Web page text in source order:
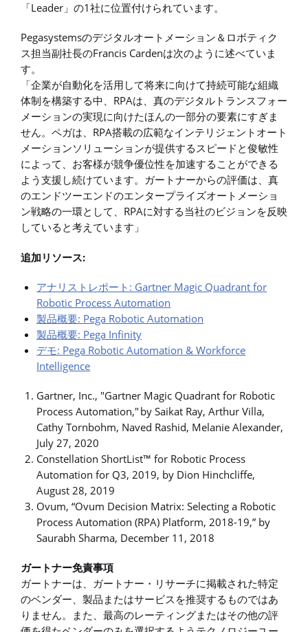
「Leader」の1社に位置付けられています。
Pegasystemsのデジタルオートメーション＆ロボティク
ス担当副社長のFrancis Cardenは次のように述べていま
す。
「企業が自動化を活用して将来に向けて持続可能な組織
体制を構築する中、RPAは、真のデジタルトランスフォー
メーションの実現に向けたほんの一部分の要素にすぎま
せん。ペガは、RPA搭載の広範なインテリジェントオート
メーションソリューションが提供するスピードと俊敏性
によって、お客様が競争優位性を加速することができる
よう支援し続けています。ガートナーからの評価は、真
のエンドツーエンドのエンタープライズオートメーショ
ン戦略の一環として、RPAに対する当社のビジョンを反映
していると考えています」
追加リソース:
アナリストレポート: Gartner Magic Quadrant for
Robotic Process Automation
製品概要: Pega Robotic Automation
製品概要: Pega Infinity
デモ: Pega Robotic Automation & Workforce
Intelligence
Gartner, Inc., "Gartner Magic Quadrant for Robotic
Process Automation," by Saikat Ray, Arthur Villa,
Cathy Tornbohm, Naved Rashid, Melanie Alexander,
July 27, 2020
Constellation ShortList™ for Robotic Process
Automation for Q3, 2019, by Dion Hinchcliffe,
August 28, 2019
Ovum, “Ovum Decision Matrix: Selecting a Robotic
Process Automation (RPA) Platform, 2018-19,” by
Saurabh Sharma, December 11, 2018
ガートナー免責事項
ガートナーは、ガートナー・リサーチに掲載された特定
のベンダー、製品またはサービスを推奨するものではあ
りません。また、最高のレーティングまたはその他の評